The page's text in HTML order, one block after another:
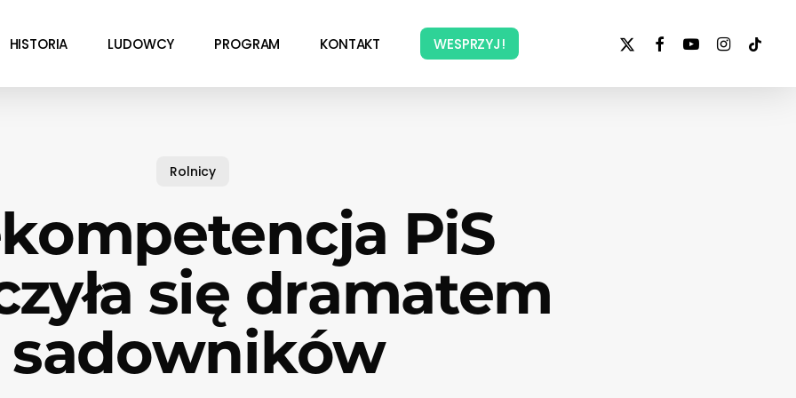
HISTORIA LUDOWCY PROGRAM KONTAKT WESPRZYJ!
x-
facebookyoutubeinstagram
tiktok
Rolnicy
PiS
się dramatem
sadowników